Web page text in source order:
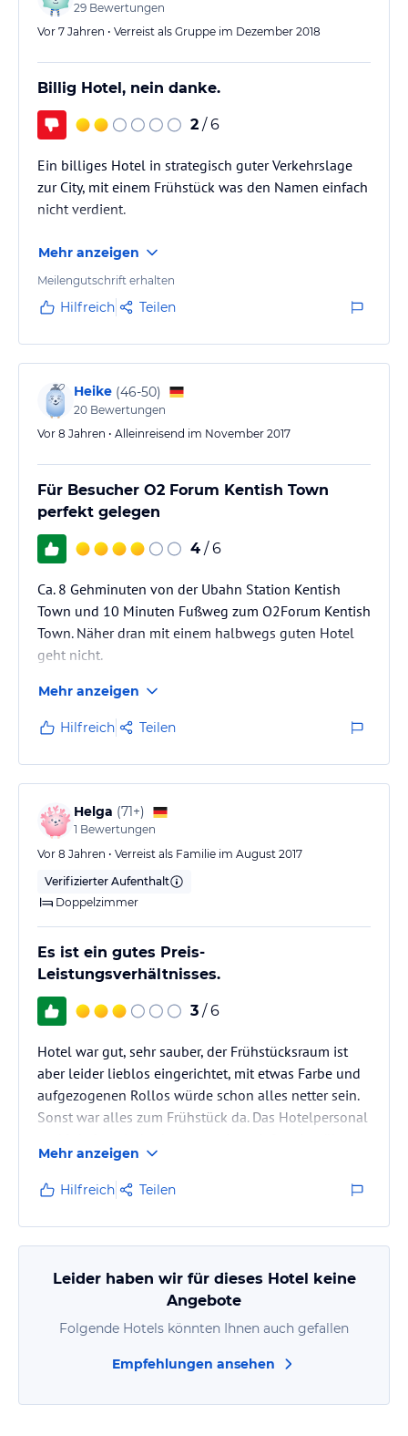
29 Bewertungen
Vor 7 Jahren • Verreist als Gruppe im Dezember 2018
Billig Hotel, nein danke.
2 / 6
Ein billiges Hotel in strategisch guter Verkehrslage
zur City, mit einem Frühstück was den Namen einfach
nicht verdient.
Mehr anzeigen
Meilengutschrift erhalten
Hilfreich Teilen
Heike (46-50)
20 Bewertungen
Vor 8 Jahren • Alleinreisend im November 2017
Für Besucher O2 Forum Kentish Town
perfekt gelegen
4 / 6
Ca. 8 Gehminuten von der Ubahn Station Kentish
Town und 10 Minuten Fußweg zum O2Forum Kentish
Town. Näher dran mit einem halbwegs guten Hotel
geht nicht.
Mehr anzeigen
Hilfreich Teilen
Helga (71+)
1 Bewertungen
Vor 8 Jahren • Verreist als Familie im August 2017
Verifizierter Aufenthalt
Doppelzimmer
Es ist ein gutes Preis-
Leistungsverhältnisses.
3 / 6
Hotel war gut, sehr sauber, der Frühstücksraum ist
aber leider lieblos eingerichtet, mit etwas Farbe und
aufgezogenen Rollos würde schon alles netter sein.
Sonst war alles zum Frühstück da. Das Hotelpersonal
die Verkehrswege zu verschiedenen Aktraktivitäten
und untergroundstationen. Für unsere Reise gut
Mehr anzeigen
Hilfreich Teilen
Leider haben wir für dieses Hotel keine
Angebote
Folgende Hotels könnten Ihnen auch gefallen
Empfehlungen ansehen